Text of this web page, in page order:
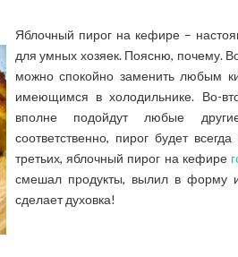
Яблочный пирог на кефире –
для умных хозяек. Поясню, почему.
можно спокойно заменить любым
имеющимся в холодильнике. Во-
вполне подойдут любые
соответственно, пирог будет
третьих, яблочный пирог на кефире
смешал продукты, вылил в форму
сделает духовка!